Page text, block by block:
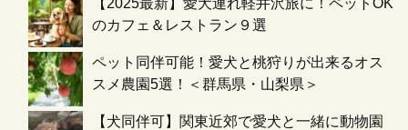
【2025最新】愛犬連れ軽井沢旅に！ペットOK
のカフェ＆レストラン９選
ペット同伴可能！愛犬と桃狩りが出来るオス
スメ農園5選！＜群馬県・山梨県＞
【犬同伴可】関東近郊で愛犬と一緒に動物園